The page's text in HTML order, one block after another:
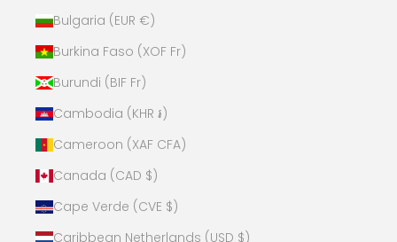
Bulgaria (EUR €)
Burkina Faso (XOF Fr)
Burundi (BIF Fr)
Cambodia (KHR ៛)
Cameroon (XAF CFA)
Canada (CAD $)
Cape Verde (CVE $)
Caribbean Netherlands (USD $)
Obtén un 10% de descuento en tu
primera compra
Suscríbete para recibir ofertas especiales